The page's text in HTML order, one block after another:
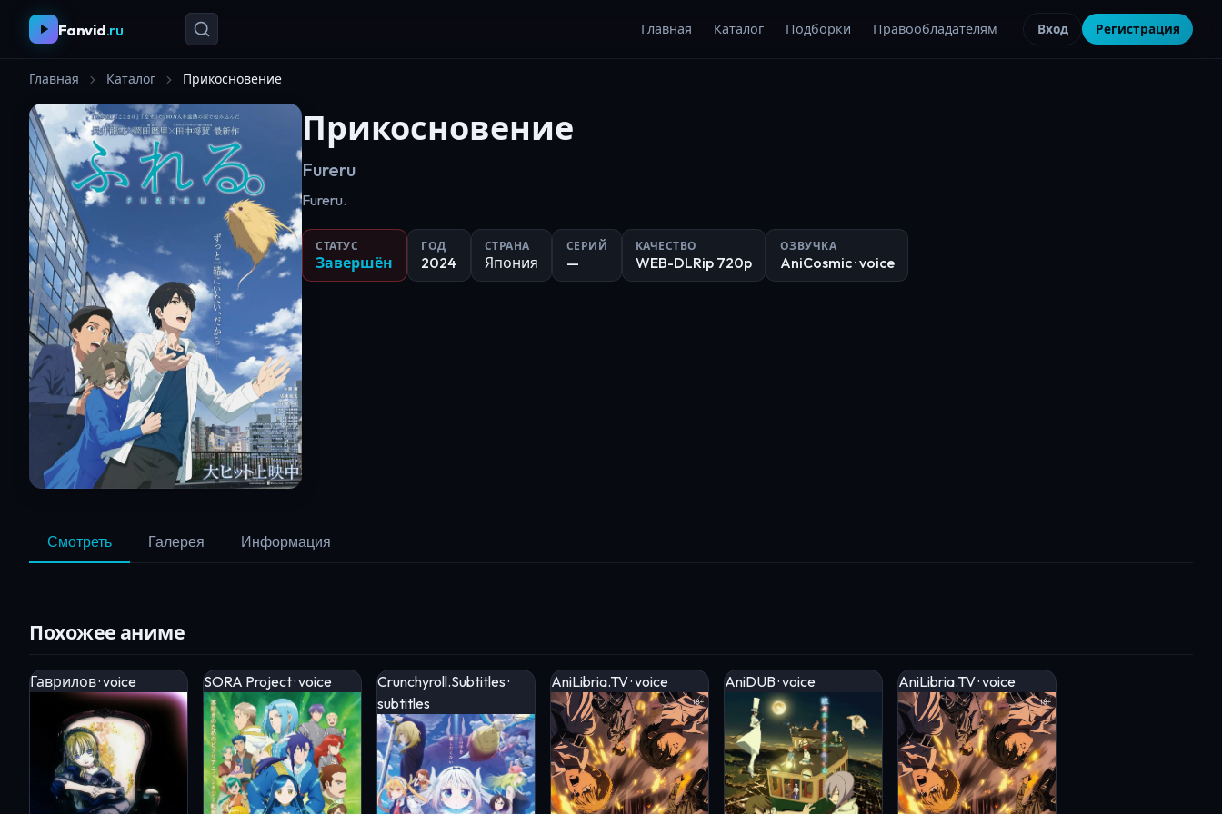
Fanvid.ru Главная Каталог Подборки Правообладателям Вход Регистрация
Главная Каталог Прикосновение
Прикосновение
Fureru
Fureru.
СТАТУС
Завершён
ГОД
2024
СТРАНА
Япония
СЕРИЙ
—
КАЧЕСТВО
WEB-DLRip 720p
ОЗВУЧКА
AniCosmic· voice
Смотреть Галерея Информация
Похожее аниме
Гаврилов · voice SORA Project · voice
Crunchyroll.Subtitles ·
subtitles
AniLibria.TV · voice AniDUB · voice AniLibria.TV · voice